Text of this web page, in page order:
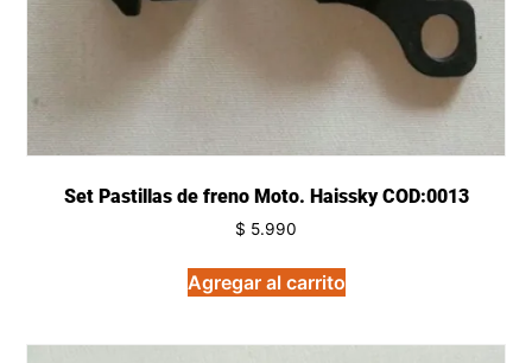
Set Pastillas de freno Moto. Haissky COD:0013
$ 5.990
Agregar al carrito